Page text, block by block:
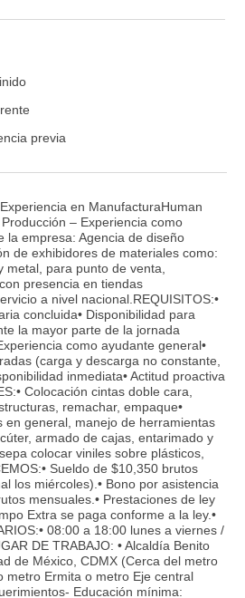
previa
en ManufacturaHuman
– Experiencia como
la empresa: Agencia de diseño
de exhibidores de materiales como:
para punto de venta,
presencia en tiendas
a nivel nacional.REQUISITOS:•
concluida• Disponibilidad para
la mayor parte de la jornada
como ayudante general•
(carga y descarga no constante,
inmediata• Actitud proactiva
Colocación cintas doble cara,
remachar, empaque•
en general, manejo de herramientas
armado de cajas, entarimado y
colocar viniles sobre plásticos,
Sueldo de $10,350 brutos
los miércoles).• Bono por asistencia
mensuales.• Prestaciones de ley
Extra se paga conforme a la ley.•
08:00 a 18:00 lunes a viernes /
DE TRABAJO: • Alcaldía Benito
de México, CDMX (Cerca del metro
metro Ermita o metro Eje central
Educación mínima: